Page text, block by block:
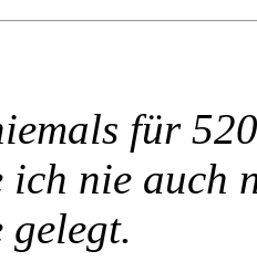
für
ich nie auch
gelegt.